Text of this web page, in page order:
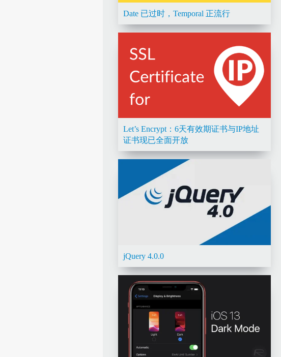
Date 已过时，Temporal 正流行
Let’s Encrypt：6天有效期证书与IP地址
证书现已全面开放
jQuery 4.0.0